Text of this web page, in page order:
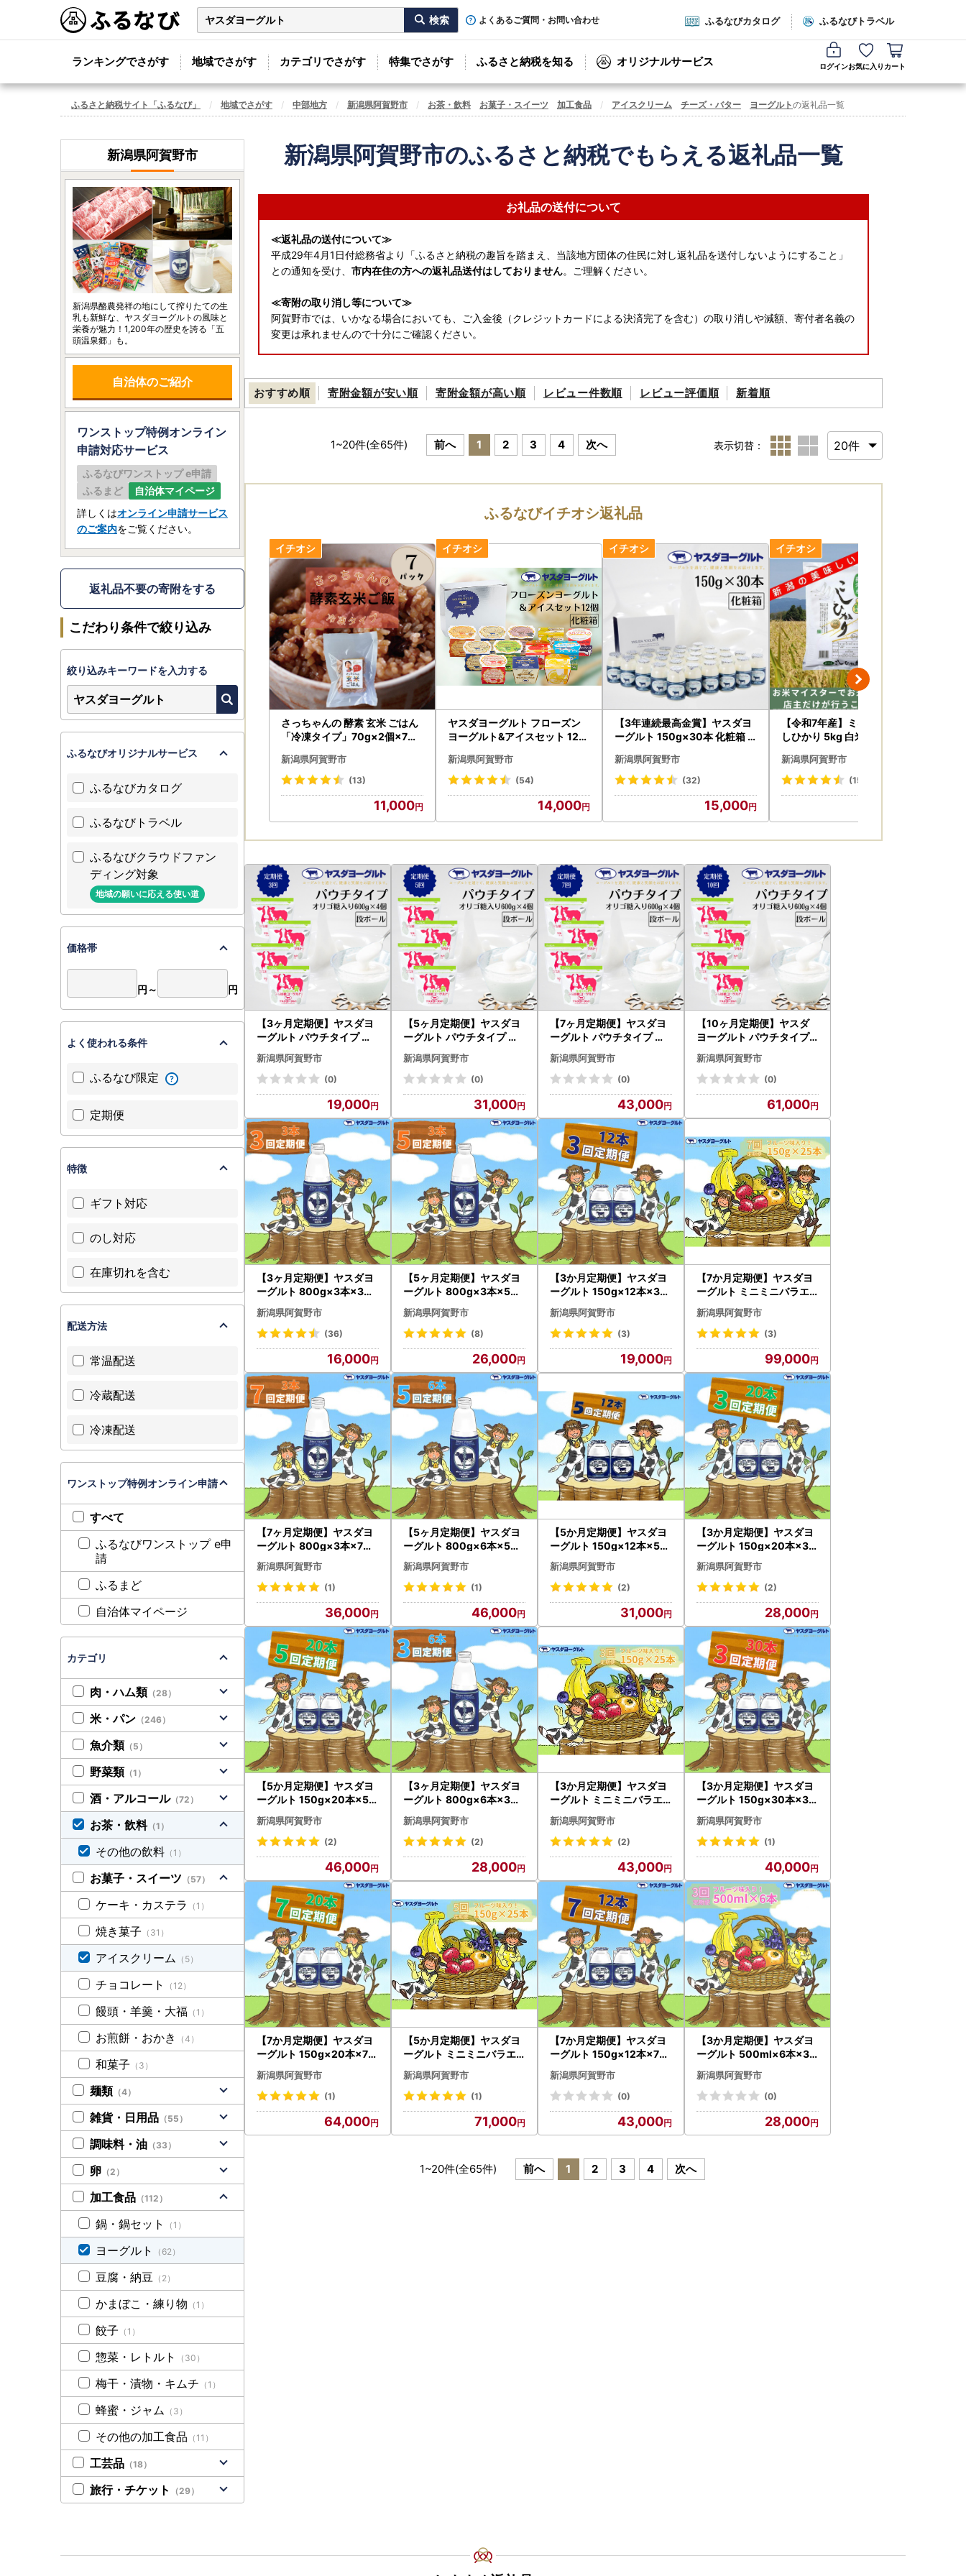
よくあるご質問・お問い合わせ ふるなびカタログ ふるなびトラベル
ランキングでさがす 地域でさがす カテゴリでさがす 特集でさがす ふるさと納税を知る オリジナルサービス ログインお気に入り カート
ふるさと納税サイト「ふるなび」 地域でさがす 中部地方 新潟県阿賀野市 お茶・飲料 お菓子・スイーツ 加工食品 アイスクリーム チーズ・バター ヨーグルトの返礼品一覧
新潟県阿賀野市のふるさと納税でもらえる返礼品一覧
お礼品の送付について
≪返礼品の送付について≫
平成29年4月1日付総務省より「ふるさと納税の趣旨を踏まえ、当該地方団体の住民に対し返礼品を送付しないようにすること」
との通知を受け、 市内在住の方への返礼品送付はしておりません。ご理解ください。
≪寄附の取り消し等について≫
阿賀野市では、いかなる場合においても、ご入金後（クレジットカードによる決済完了を含む）の取り消しや減額、寄付者名義の
変更は承れませんので十分にご確認ください。
おすすめ順 寄附金額が安い順 寄附金額が高い順 レビュー件数順 レビュー評価順 新着順
1~20件(全65件) 前へ 1 2 3 4 次へ 表示切替：
ふるなびイチオシ返礼品
さっちゃんの 酵素 玄米 ごはん
「冷凍タイプ」70g×2個×7パ
美容 新潟県 パックご飯 1F080
11
新潟県阿賀野市
(13)
11,000
ヤスダヨーグルト フローズン
ヨーグルト&アイスセット 12個
の日 父の日 クリスマス 誕生日
アイス ヨーグルト 冷凍 お歳暮
新潟県阿賀野市
(54)
14,000
【3年連続最高金賞】ヤスダヨ
ーグルト 150g×30本 化粧箱
セレクション 飲むヨーグルト
のむよーぐると ヨーグルト お
スマス 誕生日 1B11015
新潟県阿賀野市
(32)
15,000
【令和7年産】ミネラル栽培こ
しひかり 5kg 白米 精米 井上米
14
新潟県阿賀野市
(15)
【3ヶ月定期便】ヤスダヨ
ーグルト パウチタイプ オ
リゴ糖入り 600g×4個×3
回 アレンジ名人セットB 無
添加 ガラクトオリゴ糖 搾
りたて こだわり生乳93％
濃厚 ヨーグルト 1B82019
新潟県阿賀野市
(0)
19,000
【5ヶ月定期便】ヤスダヨ
ーグルト パウチタイプ オ
リゴ糖入り 600g×4個×5
回 アレンジ名人セットB 無
添加 ガラクトオリゴ糖 搾
りたて こだわり生乳93％
濃厚 ヨーグルト 1B83031
新潟県阿賀野市
(0)
31,000
【7ヶ月定期便】ヤスダヨ
ーグルト パウチタイプ オ
リゴ糖入り 600g×4個×7
回 アレンジ名人セットB 無
添加 ガラクトオリゴ糖 搾
りたて こだわり生乳93％
濃厚 ヨーグルト 1B84043
新潟県阿賀野市
(0)
43,000
【10ヶ月定期便】ヤスダ
ヨーグルト パウチタイプ
オリゴ糖入り 600g×4個×
10回 アレンジ名人セットB
無添加 ガラクトオリゴ糖
搾りたて こだわり生乳93
％ 濃厚 ヨーグルト 1B850
61
新潟県阿賀野市
(0)
61,000
【3ヶ月定期便】ヤスダヨ
ーグルト 800g×3本×3回
大ボトル 無添加 搾りたて
こだわり生乳 濃厚 飲むヨ
ーグルト のむよーぐると
ヨーグルト 1B61016
新潟県阿賀野市
(36)
16,000
【5ヶ月定期便】ヤスダヨ
ーグルト 800g×3本×5回
大ボトル 無添加 搾りたて
こだわり生乳 濃厚 飲むヨ
ーグルト のむよーぐると
ヨーグルト 1B62026
新潟県阿賀野市
(8)
26,000
【3か月定期便】ヤスダヨ
ーグルト 150g×12本×3回
小ボトル こだわり生乳 新
鮮 濃厚 飲むヨーグルト の
むよーぐると ヨーグルト 1
B02019
新潟県阿賀野市
(3)
19,000
【7か月定期便】ヤスダヨ
ーグルト ミニミニバラエ
ティセット 150g×25本×7
回 ふるさと納税限定 こだ
わり生乳 新鮮 濃厚 飲むヨ
ーグルト のむよーぐると
ヨーグルト 1B42099
新潟県阿賀野市
(3)
99,000
【7ヶ月定期便】ヤスダヨ
ーグルト 800g×3本×7回
大ボトル 無添加 搾りたて
こだわり生乳 濃厚 飲むヨ
ーグルト のむよーぐると
ヨーグルト 1B63036
新潟県阿賀野市
(1)
36,000
【5ヶ月定期便】ヤスダヨ
ーグルト 800g×6本×5回
大ボトル 無添加 搾りたて
こだわり生乳 濃厚 飲むヨ
ーグルト のむよーぐると
ヨーグルト 1B55046
新潟県阿賀野市
(1)
46,000
【5か月定期便】ヤスダヨ
ーグルト 150g×12本×5回
小ボトル こだわり生乳 新
鮮 濃厚 飲むヨーグルト の
むよーぐると ヨーグルト 1
B03031
新潟県阿賀野市
(2)
31,000
【3か月定期便】ヤスダヨ
ーグルト 150g×20本×3回
小ボトル こだわり生乳 新
鮮 濃厚 飲むヨーグルト の
むよーぐると ヨーグルト 1
B07028
新潟県阿賀野市
(2)
28,000
【5か月定期便】ヤスダヨ
ーグルト 150g×20本×5回
小ボトル こだわり生乳 新
鮮 濃厚 飲むヨーグルト の
むよーぐると ヨーグルト 1
B08046
新潟県阿賀野市
(2)
46,000
【3ヶ月定期便】ヤスダヨ
ーグルト 800g×6本×3回
大ボトル 無添加 搾りたて
こだわり生乳 濃厚 飲むヨ
ーグルト のむよーぐると
ヨーグルト 1B54028
新潟県阿賀野市
(2)
28,000
【3か月定期便】ヤスダヨ
ーグルト ミニミニバラエ
ティセット 150g×25本×3
回 ふるさと納税限定 こだ
わり生乳 新鮮 濃厚 飲むヨ
ーグルト のむよーぐると
ヨーグルト 1B40043
新潟県阿賀野市
(2)
43,000
【3か月定期便】ヤスダヨ
ーグルト 150g×30本×3回
小ボトル こだわり生乳 新
鮮 濃厚 飲むヨーグルト の
むよーぐると ヨーグルト 1
B12040
新潟県阿賀野市
(1)
40,000
【7か月定期便】ヤスダヨ
ーグルト 150g×20本×7回
小ボトル こだわり生乳 新
鮮 濃厚 飲むヨーグルト の
むよーぐると ヨーグルト 1
B09064
新潟県阿賀野市
(1)
64,000
【5か月定期便】ヤスダヨ
ーグルト ミニミニバラエ
ティセット 150g×25本×5
回 ふるさと納税限定 こだ
わり生乳 新鮮 濃厚 飲むヨ
ーグルト のむよーぐると
ヨーグルト 1B41071
新潟県阿賀野市
(1)
71,000
【7か月定期便】ヤスダヨ
ーグルト 150g×12本×7回
小ボトル こだわり生乳 新
鮮 濃厚 飲むヨーグルト の
むよーぐると ヨーグルト 1
B04043
新潟県阿賀野市
(0)
43,000
【3か月定期便】ヤスダヨ
ーグルト 500ml×6本×3
回 バラエティセット こだ
わり生乳 濃厚 飲むヨーグ
ルト のむよーぐると ヨー
グルト 1B29028
新潟県阿賀野市
(0)
28,000
1~20件(全65件) 前へ 1 2 3 4 次へ
新潟県阿賀野市
新潟県酪農発祥の地にして搾りたての生
乳も新鮮な、ヤスダヨーグルトの風味と
栄養が魅力！1,200年の歴史を誇る「五
頭温泉郷」も。
自治体のご紹介
ワンストップ特例オンライン
申請対応サービス
ふるなびワンストップ e申請
ふるまど
自治体マイページ
詳しくはオンライン申請サービス
のご案内をご覧ください。
返礼品不要の寄附をする
こだわり条件で絞り込み
絞り込みキーワードを入力する
ふるなびオリジナルサービス
ふるなびカタログ
ふるなびトラベル
ふるなびクラウドファン
ディング対象
地域の願いに応える使い道
価格帯
円～ 円
よく使われる条件
ふるなび限定
定期便
特徴
ギフト対応
のし対応
在庫切れを含む
配送方法
常温配送
冷蔵配送
冷凍配送
ワンストップ特例オンライン申請
すべて
ふるなびワンストップ e申
請
ふるまど
自治体マイページ
カテゴリ
肉・ハム類 （28）
米・パン （246）
魚介類 （5）
野菜類 （1）
酒・アルコール（72）
お茶・飲料（1）
その他の飲料 （1）
お菓子・スイーツ （57）
ケーキ・カステラ （1）
焼き菓子 （31）
アイスクリーム （5）
チョコレート （12）
饅頭・羊羹・大福 （1）
お煎餅・おかき （4）
和菓子 （3）
麺類 （4）
雑貨・日用品 （55）
調味料・油 （33）
卵 （2）
加工食品 （112）
鍋・鍋セット （1）
ヨーグルト （62）
豆腐・納豆 （2）
かまぼこ・練り物 （1）
餃子 （1）
惣菜・レトルト （30）
梅干・漬物・キムチ （1）
蜂蜜・ジャム （3）
その他の加工食品 （11）
工芸品 （18）
旅行・チケット （29）